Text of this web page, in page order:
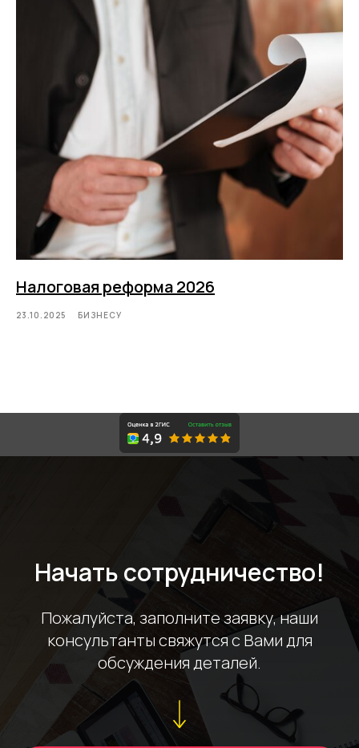
Налоговая реформа 2026
23.10.2025 БИЗНЕСУ
Начать сотрудничество!
Пожалуйста, заполните заявку, наши
консультанты свяжутся с Вами для
обсуждения деталей.